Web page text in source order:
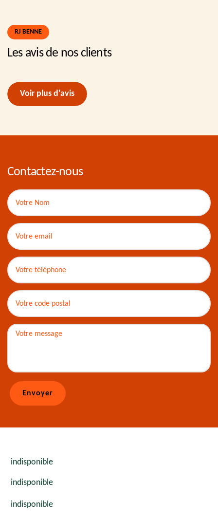
RJ BENNE
Les avis de nos clients
Voir plus d'avis
Contactez-nous
indisponible
indisponible
indisponible